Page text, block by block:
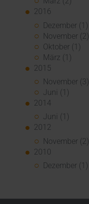
2016
Dezember (1)
November (2)
Oktober (1)
März (1)
2015
November (3)
Juni (1)
2014
Juni (1)
2012
November (2)
2010
Dezember (1)